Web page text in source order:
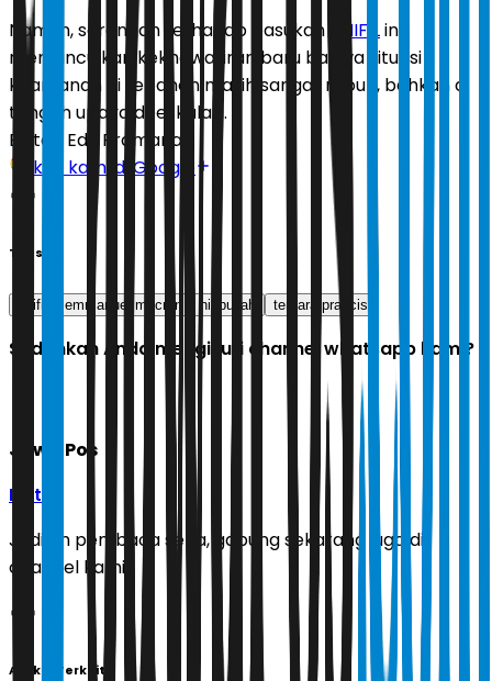
Namun, serangan terhadap pasukan UNIFILini
memunculkan kekhawatiran baru bahwa situasi
keamanan di Lebanon masih sangat rapuh, bahkan di
tengah upaya deeskalasi.
Editor: Edy Pramana
Ikuti kami di Google
Tags
unifil emmanuel macron hizbullah tentara prancis
Sudahkah Anda mengikuti channel whatsapp kami?
Jawa Pos
Ikuti
Jadilah pembaca setia, gabung sekarang juga di
channel kami!
Artikel Terkait